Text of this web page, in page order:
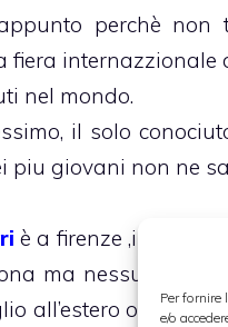
Per
e/o
perchè
fiera
nel mondo.
il solo
piu giovani non ne
è a firenze ,il Don
ma nessuno sa
all’estero o che